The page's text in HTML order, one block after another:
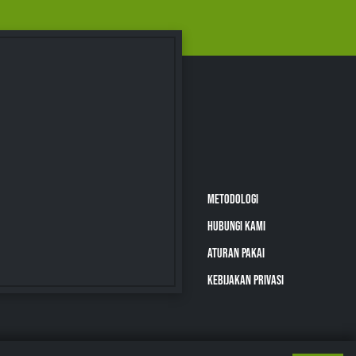
METODOLOGI
HUBUNGI KAMI
ATURAN PAKAI
KEBIJAKAN PRIVASI